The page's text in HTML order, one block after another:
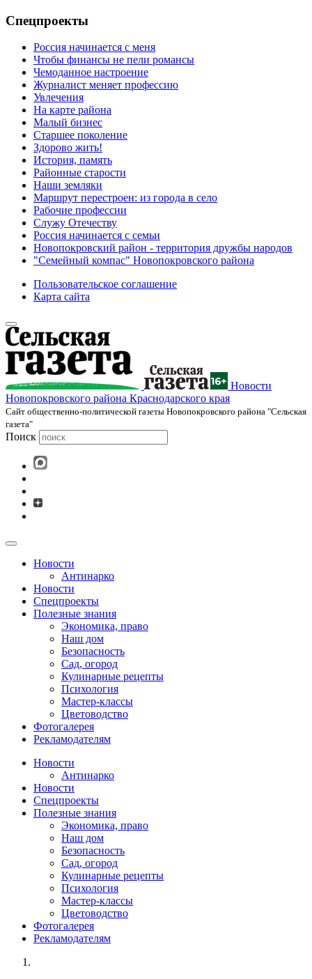
Спецпроекты
Россия начинается с меня
Чтобы финансы не пели романсы
Чемоданное настроение
Журналист меняет профессию
Увлечения
На карте района
Малый бизнес
Старшее поколение
Здорово жить!
История, память
Районные старости
Наши земляки
Маршрут перестроен: из города в село
Рабочие профессии
Служу Отечеству
Россия начинается с семьи
Новопокровский район - территория дружбы народов
"Семейный компас" Новопокровского района
Пользовательское соглашение
Карта сайта
Новости
Новопокровского района Краснодарского края
Cайт общественно-политической газеты Новопокровского района "Сельская
газета"
Поиск
Новости
Антинарко
Новости
Спецпроекты
Полезные знания
Экономика, право
Наш дом
Безопасность
Сад, огород
Кулинарные рецепты
Психология
Мастер-классы
Цветоводство
Фотогалерея
Рекламодателям
Новости
Антинарко
Новости
Спецпроекты
Полезные знания
Экономика, право
Наш дом
Безопасность
Сад, огород
Кулинарные рецепты
Психология
Мастер-классы
Цветоводство
Фотогалерея
Рекламодателям